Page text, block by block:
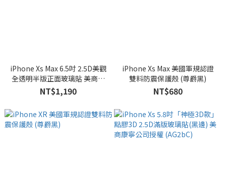
iPhone Xs Max 6.5吋 2.5D美觀
全透明半版正面玻璃貼 美商康
寧公司授權 (AG2bC)
NT$1,190
iPhone Xs Max 美國軍規認證
雙料防震保護殼 (尊爵黑)
NT$680